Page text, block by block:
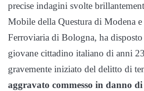
precise indagini svolte
Mobile della Questura di Modena
Ferroviaria di Bologna, ha
giovane cittadino italiano di anni
gravemente iniziato del delitto di
aggravato commesso in danno